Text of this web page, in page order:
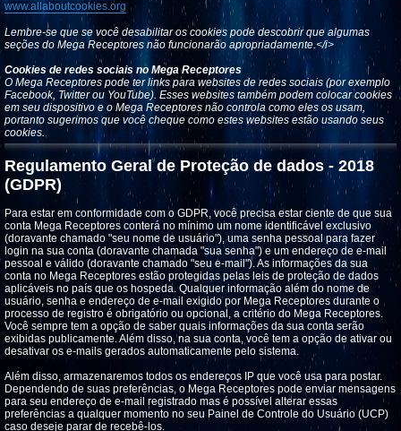
www.allaboutcookies.org
Lembre-se que se você desabilitar os cookies pode descobrir que algumas
seções do Mega Receptores não funcionarão apropriadamente.</i>
Cookies de redes sociais no Mega Receptores
O Mega Receptores pode ter links para websites de redes sociais (por exemplo
Facebook, Twitter ou YouTube). Esses websites também podem colocar cookies
em seu dispositivo e o Mega Receptores não controla como eles os usam,
portanto sugerimos que você cheque como estes websites estão usando seus
cookies.
Regulamento Geral de Proteção de dados - 2018
(GDPR)
Para estar em conformidade com o GDPR, você precisa estar ciente de que sua
conta Mega Receptores conterá no mínimo um nome identificável exclusivo
(doravante chamado "seu nome de usuário"), uma senha pessoal para fazer
login na sua conta (doravante chamada "sua senha") e um endereço de e-mail
pessoal e válido (doravante chamado "seu e-mail"). As informações da sua
conta no Mega Receptores estão protegidas pelas leis de proteção de dados
aplicáveis ​​no país que os hospeda. Qualquer informação além do nome de
usuário, senha e endereço de e-mail exigido por Mega Receptores durante o
processo de registro é obrigatório ou opcional, a critério do Mega Receptores.
Você sempre tem a opção de saber quais informações da sua conta serão
exibidas publicamente. Além disso, na sua conta, você tem a opção de ativar ou
desativar os e-mails gerados automaticamente pelo sistema.
Além disso, armazenaremos todos os endereços IP que você usa para postar.
Dependendo de suas preferências, o Mega Receptores pode enviar mensagens
para seu endereço de e-mail registrado mas é possível alterar essas
preferências a qualquer momento no seu Painel de Controle do Usuário (UCP)
caso deseje parar de recebê-los.